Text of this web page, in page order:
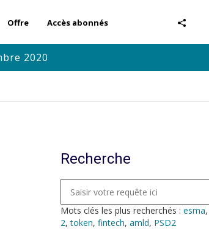
Offre Accès abonnés
2020
Recherche
Mots clés les plus recherchés : esma,
2,token, fintech, amld, PSD2